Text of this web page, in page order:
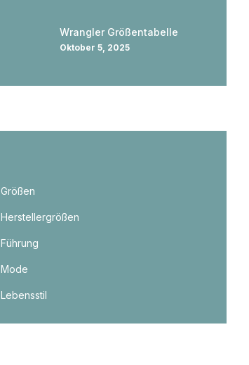
Wrangler Größentabelle
Oktober 5, 2025
Größen
Herstellergrößen
Führung
Mode
Lebensstil